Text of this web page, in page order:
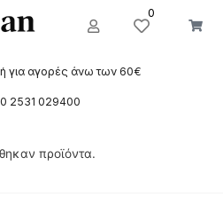
0
για αγορές άνω των 60€
2531 029400
προϊόντα.